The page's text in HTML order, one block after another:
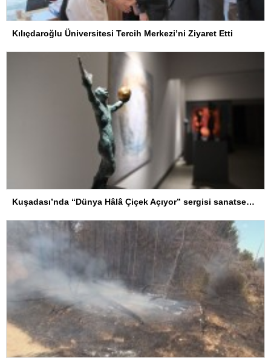
Kılıçdaroğlu Üniversitesi Tercih Merkezi’ni Ziyaret Etti
Kuşadası’nda “Dünya Hâlâ Çiçek Açıyor” sergisi sanatseverlerle buluşuyor